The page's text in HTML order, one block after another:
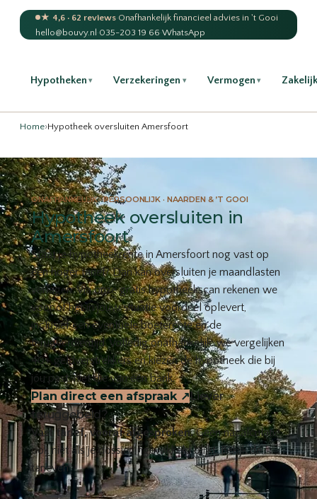
★ 4,6 · 62 reviews·Onafhankelijk financieel advies in 't Gooi
hello@bouvy.nl·035-203 19 66·WhatsApp
Hypotheken ▾ Verzekeringen ▾ Vermogen ▾
Home›Hypotheek oversluiten Amersfoort
ONAFHANKELIJK · PERSOONLIJK · NAARDEN & ’T GOOI
Hypotheek oversluiten in
Amersfoort
Staat je hypotheekrente in Amersfoort nog vast op
een hoger tarief? Dan kan oversluiten je maandlasten
verlagen. Via onze gratis hypotheekscan rekenen we
voor of het in jouw situatie voordeel oplevert,
inclusief een eventuele boeterente en de
terugverdientijd. Volledig onafhankelijk: we vergelijken
40+ geldverstrekkers en kiezen de hypotheek die bij
jóu past, niet die van één bank.
Plan direct een afspraak ↗Liever
teruggebeld?
Vast tarief, vooraf afgesproken.Geen nacalculatie,
ook niet als je dossier ingewikkeld blijkt.Bekijk de
tarieven